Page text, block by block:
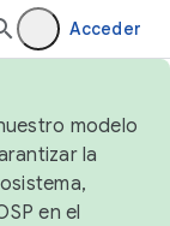
Acceder
modelo
la
en el